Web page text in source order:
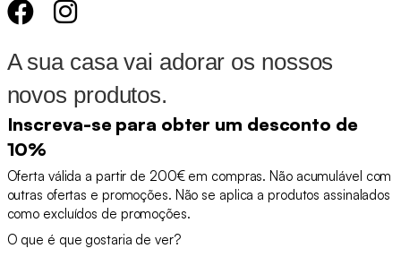
A sua casa vai adorar os nossos
novos produtos.
Inscreva-se para obter um desconto de
10%
Oferta válida a partir de 200€ em compras. Não acumulável com
outras ofertas e promoções. Não se aplica a produtos assinalados
como excluídos de promoções.
O que é que gostaria de ver?